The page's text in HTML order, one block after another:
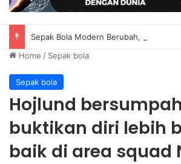
Home / Sepak bola
Sepak bola
Hojlund bersumpah
buktikan diri lebih
baik di area squad